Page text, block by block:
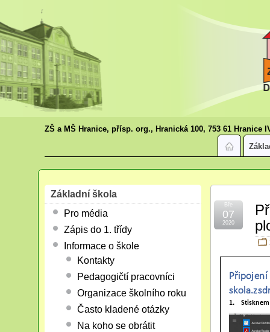
ZŠ a MŠ Hranice, přísp. org., Hranická 100, 753 61 Hranice
Bře
07
2020
Základní škola
Pro média
Zápis do 1. třídy
Informace o škole
Kontakty
Pedagogičtí pracovníci
Organizace školního roku
Často kladené otázky
Na koho se obrátit